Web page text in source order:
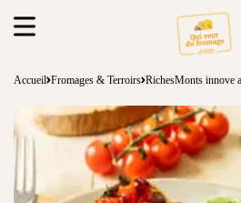
Accueil Fromages & Terroirs RichesMonts innove